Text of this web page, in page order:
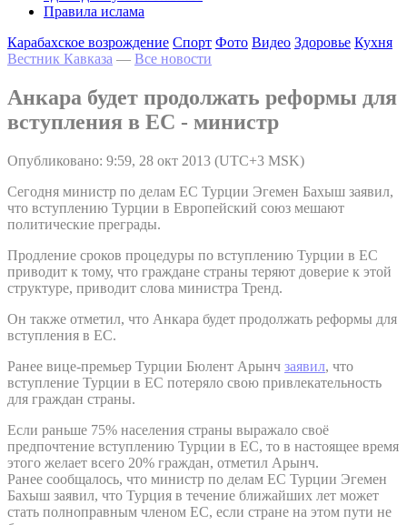
Правила ислама
Карабахское возрождение Спорт Фото Видео Здоровье Кухня
Вестник Кавказа — Все новости
Анкара будет продолжать реформы для
вступления в ЕС - министр
Опубликовано: 9:59, 28 окт 2013 (UTC+3 MSK)
Сегодня министр по делам ЕС Турции Эгемен Бахыш заявил,
что вступлению Турции в Европейский союз мешают
политические преграды.
Продление сроков процедуры по вступлению Турции в ЕС
приводит к тому, что граждане страны теряют доверие к этой
структуре, приводит слова министра Тренд.
Он также отметил, что Анкара будет продолжать реформы для
вступления в ЕС.
Ранее вице-премьер Турции Бюлент Арынч заявил, что
вступление Турции в ЕС потеряло свою привлекательность
для граждан страны.
Если раньше 75% населения страны выражало своё
предпочтение вступлению Турции в ЕС, то в настоящее время
этого желает всего 20% граждан, отметил Арынч.
Ранее сообщалось, что министр по делам ЕС Турции Эгемен
Бахыш заявил, что Турция в течение ближайших лет может
стать полноправным членом ЕС, если стране на этом пути не